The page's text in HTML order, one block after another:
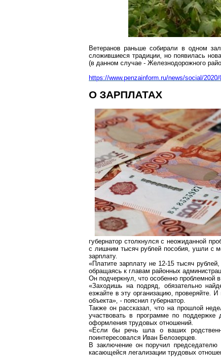
Ветеранов раньше собирали в одном
сложившиеся традиции, но появилась
(в данном случае - Железнодорожного
https://www.penzainform.ru/news/social/
О ЗАРПЛАТАХ
губернатор столкнулся с неожиданной
с лишним тысяч рублей пособия, ушли с
зарплату.
«Платите зарплату не 12-15 тысяч
обращаясь к главам районных
Он подчеркнул, что особенно проблемной
«Заходишь на подряд, обязательно
езжайте в эту организацию, проверяйте.
объекта», - пояснил губернатор.
Также он рассказал, что на прошлой
участвовать в программе по
оформления трудовых отношений.
«Если бы речь шла о ваших
поинтересовался Иван Белозерцев.
В заключение он поручил председателю
касающейся легализации трудовых